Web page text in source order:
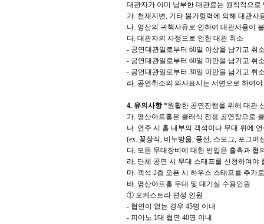
대관자가 이미 납부한 대관료는 원칙적으로
가. 천재지변, 기타 불가항력에 의해 대관사
나. 영산의 귀책사유로 인하여 대관사용이
다. 대관자의 사정으로 인한 대관 취소
- 공연대관일로부터 60일 이상을 남기고 취
- 공연대관일로부터 60일 미만을 남기고 취
- 공연대관일로부터 30일 미만을 남기고 취
라. 공연취소의 의사표시는 서면으로 하여야
4. 유의사항*원활한 공연진행을 위해 대관
가. 영산아트홀은 클래식 전용 공연장으로
나. 연주 시 홀 내부의 객석이나 무대 위에
(ex. 꽃장식, 비누방울, 풍선, 스모그, 포그머
다. 모든 무대장비에 대한 반입은 홀측과 협
라. 단체 공연 시 무대 스태프를 신청하여야
마. 객석 2층 오픈 시 하우스 스태프를 추가
바. 영산아트홀 무대 및 대기실 수용인원
① 오케스트라 편성 인원
- 협연이 없는 경우 45명 이내
- 피아노 1대 협연 40명 이내